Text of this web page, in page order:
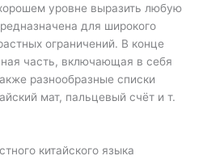
уровне выразить любую
для широкого
ограничений. В конце
часть, включающая в себя
разнообразные списки
мат, пальцевый счёт и т.
китайского языка